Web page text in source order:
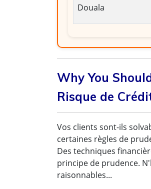
Douala
Why You
Risque de
Vos clients sont-ils
certaines règles de
Des techniques
principe de prudence.
raisonnables...